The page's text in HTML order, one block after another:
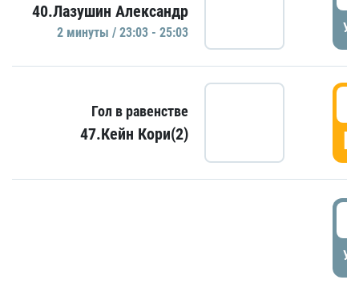
40.Лазушин Александр
2 минуты / 23:03 - 25:03
Гол в равенстве
47.Кейн Кори(2)